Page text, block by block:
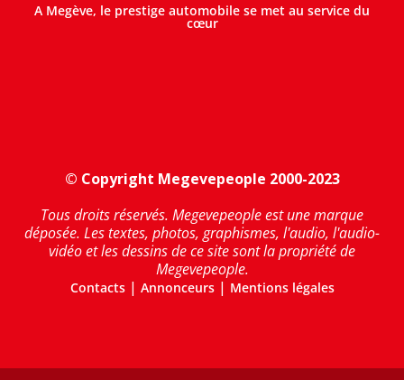
A Megève, le prestige automobile se met au service du
cœur
© Copyright Megevepeople 2000-2023
Tous droits réservés. Megevepeople est une marque
déposée. Les textes, photos, graphismes, l'audio, l'audio-
vidéo et les dessins de ce site sont la propriété de
Megevepeople.
Contacts| Annonceurs| Mentions légales